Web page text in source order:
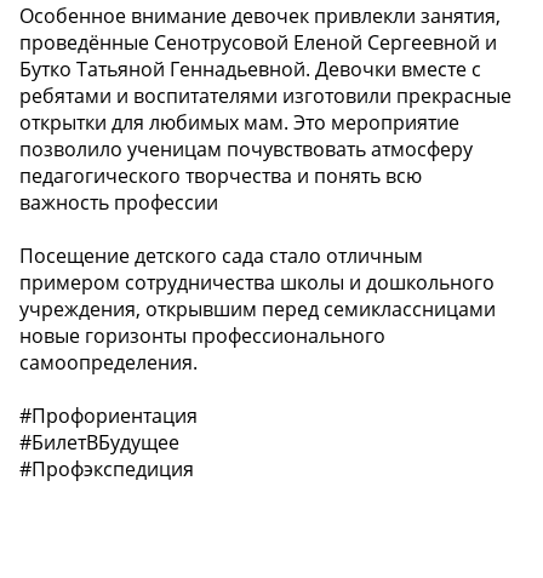
Особенное внимание девочек привлекли занятия,
проведённые Сенотрусовой Еленой Сергеевной и
Бутко Татьяной Геннадьевной. Девочки вместе с
ребятами и воспитателями изготовили прекрасные
открытки для любимых мам. Это мероприятие
позволило ученицам почувствовать атмосферу
педагогического творчества и понять всю
важность профессии
Посещение детского сада стало отличным
примером сотрудничества школы и дошкольного
учреждения, открывшим перед семиклассницами
новые горизонты профессионального
самоопределения.
#Профориентация
#БилетВБудущее
#Профэкспедиция